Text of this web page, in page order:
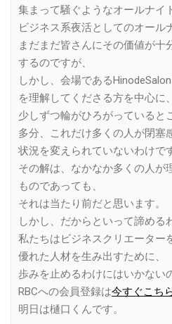
集まって騒ぐようなオールナイ
ビジネス系夜活としてのオール
まだまだ皆さんにその価値が十
するのですが、
しかし、会場である
を理解してくださる方を中心に、
少しずつ輪がひろがっていると
多分、これだけ多くの人が閉塞
状況を変えられていないわけで
その解は、なかなか多くの人が
ものであっても、
それは当たり前だと思います。
しかし、だからといって諦める
私たちはビジネスクリエーター
優れた人材を生み出すために、
歩みを止めるわけにはいかない
RBCへの会員登録は今すぐこち
明日は樋口くんです。